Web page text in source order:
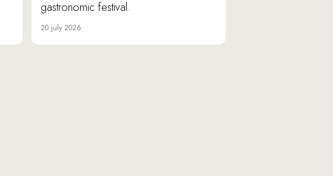
gastronomic festival.
20 july 2026